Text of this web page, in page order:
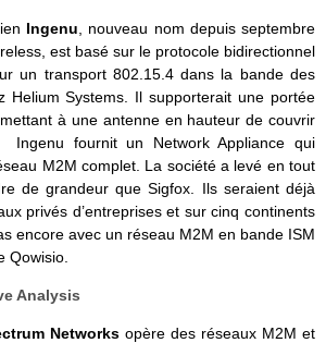
Ingenu , nouveau nom depuis septembre
est basé sur le protocole bidirectionnel
un transport 802.15.4 dans la bande des
Helium Systems. Il supporterait une portée
à une antenne en hauteur de couvrir
fournit un Network Appliance qui
M2M complet. La société a levé en tout
de grandeur que Sigfox. Ils seraient déjà
privés d’entreprises et sur cinq continents
encore avec un réseau M2M en bande ISM
Qowisio.
Networks opère des réseaux M2M et